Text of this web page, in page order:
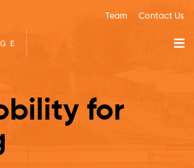
Team Contact Us
for